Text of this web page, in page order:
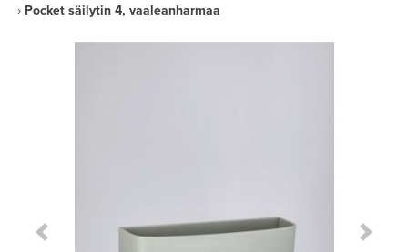
Pocket säilytin 4, vaaleanharmaa
Previous Slide Next